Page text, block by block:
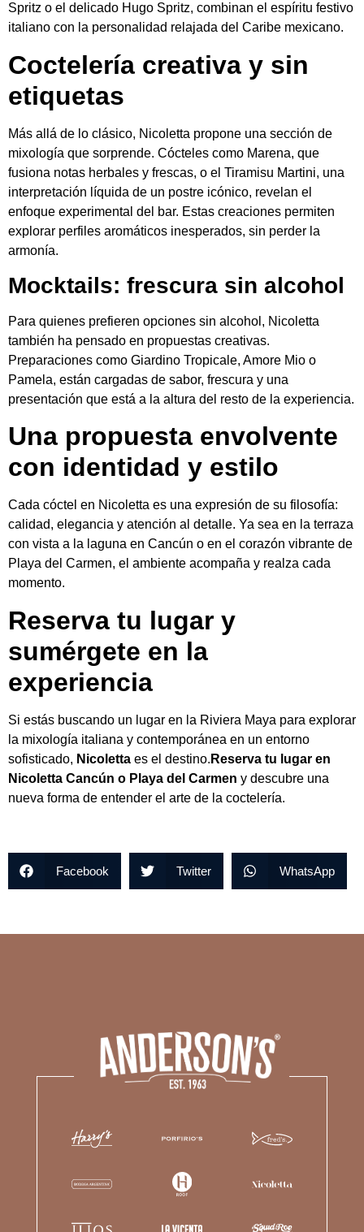
Spritz o el delicado Hugo Spritz, combinan el espíritu festivo
italiano con la personalidad relajada del Caribe mexicano.
Coctelería creativa y sin
etiquetas
Más allá de lo clásico, Nicoletta propone una sección de
mixología que sorprende. Cócteles como Marena, que
fusiona notas herbales y frescas, o el Tiramisu Martini, una
interpretación líquida de un postre icónico, revelan el
enfoque experimental del bar. Estas creaciones permiten
explorar perfiles aromáticos inesperados, sin perder la
armonía.
Mocktails: frescura sin alcohol
Para quienes prefieren opciones sin alcohol, Nicoletta
también ha pensado en propuestas creativas.
Preparaciones como Giardino Tropicale, Amore Mio o
Pamela, están cargadas de sabor, frescura y una
presentación que está a la altura del resto de la experiencia.
Una propuesta envolvente
con identidad y estilo
Cada cóctel en Nicoletta es una expresión de su filosofía:
calidad, elegancia y atención al detalle. Ya sea en la terraza
con vista a la laguna en Cancún o en el corazón vibrante de
Playa del Carmen, el ambiente acompaña y realza cada
momento.
Reserva tu lugar y
sumérgete en la
experiencia
Si estás buscando un lugar en la Riviera Maya para explorar
la mixología italiana y contemporánea en un entorno
sofisticado, Nicoletta es el destino. Reserva tu lugar en
Nicoletta Cancún o Playa del Carmen y descubre una
nueva forma de entender el arte de la coctelería.
Facebook Twitter WhatsApp